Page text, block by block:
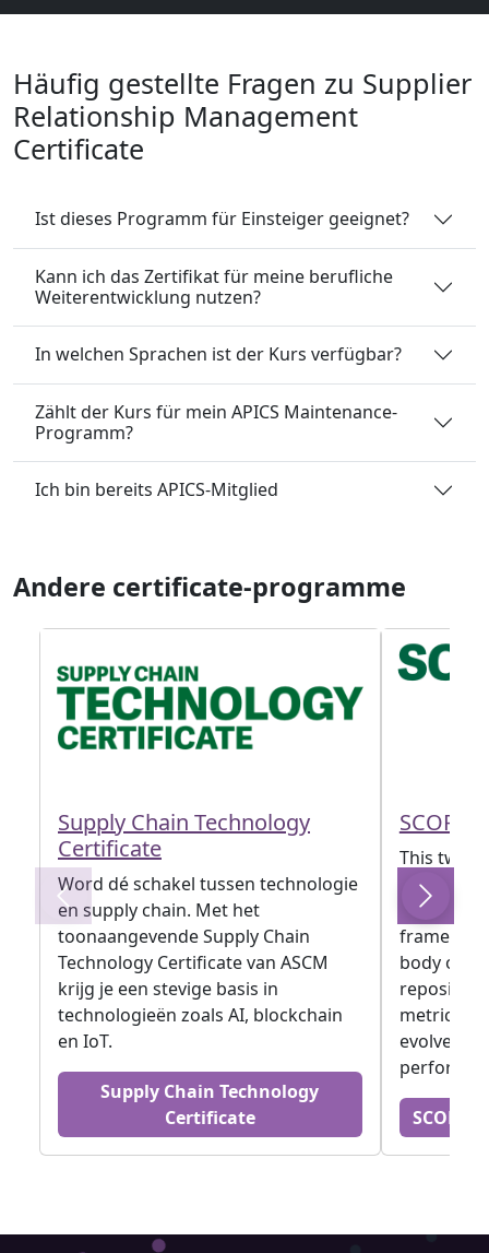
Häufig gestellte Fragen zu Supplier
Relationship Management
Certificate
Ist dieses Programm für Einsteiger geeignet?
Kann ich das Zertifikat für meine berufliche
Weiterentwicklung nutzen?
In welchen Sprachen ist der Kurs verfügbar?
Zählt der Kurs für mein APICS Maintenance-
Programm?
Ich bin bereits APICS-Mitglied
Andere certificate-programme
Supply Chain Technology
Certificate
Word dé schakel tussen technologie
en supply chain. Met het
toonaangevende Supply Chain
Technology Certificate van ASCM
krijg je een stevige basis in
technologieën zoals AI, blockchain
en IoT.
Supply Chain Technology
Certificate
SCOR DS
This two-
Chain
body of
metrics
evolved
SCOR DS